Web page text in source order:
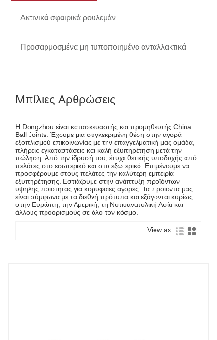
Ακτινικά σφαιρικά ρουλεμάν
Προσαρμοσμένα μη τυποποιημένα ανταλλακτικά
Μπίλιες Αρθρώσεις
Η Dongzhou είναι κατασκευαστής και προμηθευτής China
Ball Joints. Έχουμε μια συγκεκριμένη θέση στην αγορά
εξοπλισμού επικοινωνίας με την επαγγελματική μας ομάδα,
πλήρεις εγκαταστάσεις και καλή εξυπηρέτηση μετά την
πώληση. Από την ίδρυσή του, έτυχε θετικής υποδοχής από
πελάτες στο εσωτερικό και στο εξωτερικό. Επιμένουμε να
προσφέρουμε στους πελάτες την καλύτερη εμπειρία
εξυπηρέτησης. Εστιάζουμε στην ανάπτυξη προϊόντων
υψηλής ποιότητας για κορυφαίες αγορές. Τα προϊόντα μας
είναι σύμφωνα με τα διεθνή πρότυπα και εξάγονται κυρίως
στην Ευρώπη, την Αμερική, τη Νοτιοανατολική Ασία και
άλλους προορισμούς σε όλο τον κόσμο.
View as